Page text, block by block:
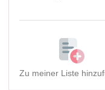
Zu meiner Liste